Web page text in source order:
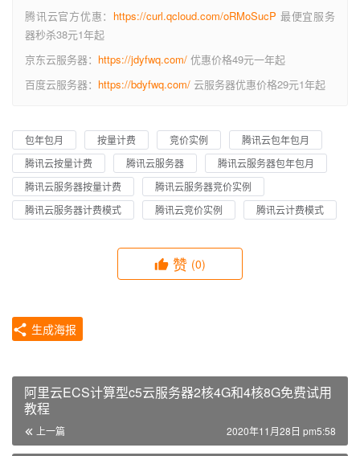
腾讯云官方优惠： https://curl.qcloud.com/oRMoSucP 最便宜服务
器秒杀38元1年起
京东云服务器： https://jdyfwq.com/ 优惠价格49元一年起
百度云服务器： https://bdyfwq.com/ 云服务器优惠价格29元1年起
包年包月 按量计费 竞价实例
腾讯云包年包月
腾讯云按量计费
腾讯云服务器
腾讯云服务器包年包月
腾讯云服务器按量计费
腾讯云服务器竞价实例
腾讯云服务器计费模式
腾讯云竞价实例 腾讯云计费模式
赞 (0)
生成海报
阿里云ECS计算型c5云服务器2核4G和4核8G免费试用
教程
上一篇 2020年11月28日 pm5:58